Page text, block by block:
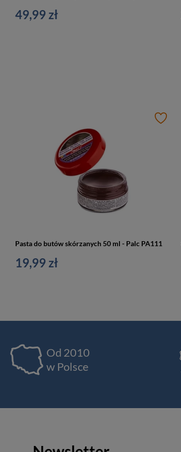
49,99 zł
Pasta do butów skórzanych 50 ml - Palc PA111
19,99 zł
Od 2010
w Polsce